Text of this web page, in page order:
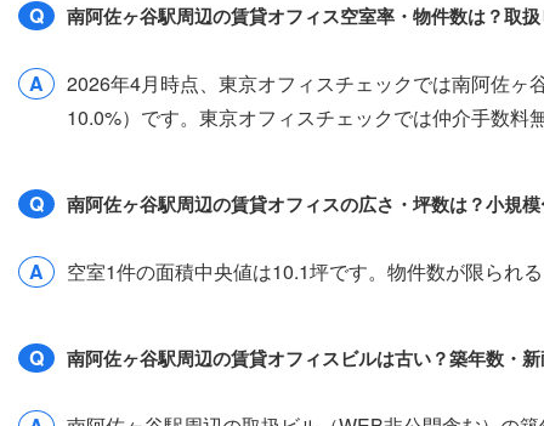
Q 南阿佐ヶ谷駅周辺の賃貸オフィス空室率・物件数は？取
A
2026年4月時点、東京オフィスチェックでは南阿佐
10.0%）です。東京オフィスチェックでは仲介手数
Q 南阿佐ヶ谷駅周辺の賃貸オフィスの広さ・坪数は？小規
A 空室1件の面積中央値は10.1坪です。物件数が限られ
Q 南阿佐ヶ谷駅周辺の賃貸オフィスビルは古い？築年数・